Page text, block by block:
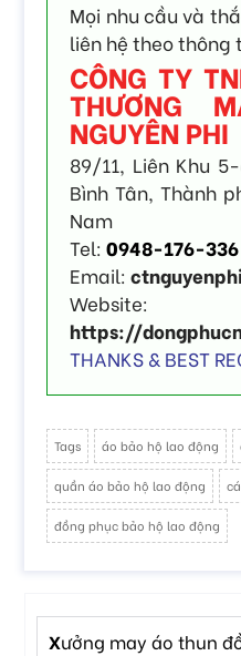
Mọi nhu cầu và
liên hệ theo thông
CÔNG TY
THƯƠNG
NGUYÊN PHI
89/11, Liên Khu
Bình Tân, Thành
Nam
Tel:0948-176-336
Email:
Website:
https://
THANKS & BEST
Tags áo bảo hộ lao động
quần áo bảo hộ lao động
đồng phục bảo hộ lao động
xưởng may áo thun